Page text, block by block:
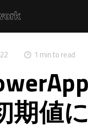
1 min to read
期値